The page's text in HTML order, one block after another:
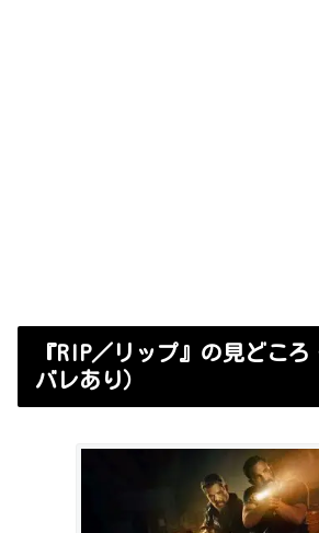
『RIP／リップ』の見どこ
バレあり）